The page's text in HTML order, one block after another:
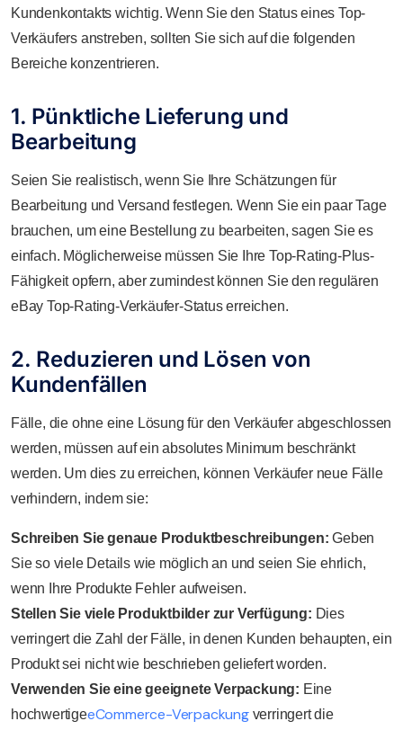
Kundenkontakts wichtig. Wenn Sie den Status eines Top-
Verkäufers anstreben, sollten Sie sich auf die folgenden
Bereiche konzentrieren.
1. Pünktliche Lieferung und
Bearbeitung
Seien Sie realistisch, wenn Sie Ihre Schätzungen für
Bearbeitung und Versand festlegen. Wenn Sie ein paar Tage
brauchen, um eine Bestellung zu bearbeiten, sagen Sie es
einfach. Möglicherweise müssen Sie Ihre Top-Rating-Plus-
Fähigkeit opfern, aber zumindest können Sie den regulären
eBay Top-Rating-Verkäufer-Status erreichen.
2. Reduzieren und Lösen von
Kundenfällen
Fälle, die ohne eine Lösung für den Verkäufer abgeschlossen
werden, müssen auf ein absolutes Minimum beschränkt
werden. Um dies zu erreichen, können Verkäufer neue Fälle
verhindern, indem sie:
Schreiben Sie genaue Produktbeschreibungen: Geben
Sie so viele Details wie möglich an und seien Sie ehrlich,
wenn Ihre Produkte Fehler aufweisen.
Stellen Sie viele Produktbilder zur Verfügung: Dies
verringert die Zahl der Fälle, in denen Kunden behaupten, ein
Produkt sei nicht wie beschrieben geliefert worden.
Verwenden Sie eine geeignete Verpackung: Eine
hochwertigeeCommerce-Verpackungverringert die